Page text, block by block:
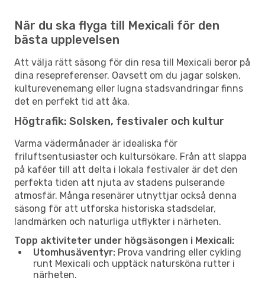
När du ska flyga till Mexicali för den
bästa upplevelsen
Att välja rätt säsong för din resa till Mexicali beror på
dina resepreferenser. Oavsett om du jagar solsken,
kulturevenemang eller lugna stadsvandringar finns
det en perfekt tid att åka.
Högtrafik: Solsken, festivaler och kultur
Varma vädermånader är idealiska för
friluftsentusiaster och kultursökare. Från att slappa
på kaféer till att delta i lokala festivaler är det den
perfekta tiden att njuta av stadens pulserande
atmosfär. Många resenärer utnyttjar också denna
säsong för att utforska historiska stadsdelar,
landmärken och naturliga utflykter i närheten.
Topp aktiviteter under högsäsongen i Mexicali:
Utomhusäventyr: Prova vandring eller cykling
runt Mexicali och upptäck natursköna rutter i
närheten.